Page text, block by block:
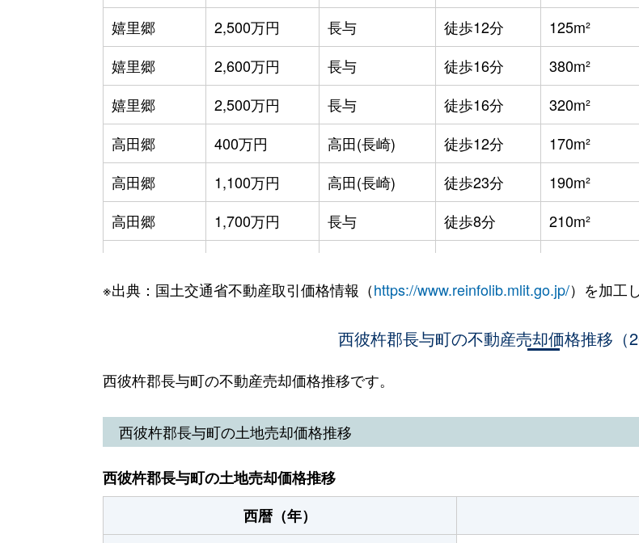
高田郷
2,900万円 道ノ尾 徒歩12分
高田郷
5,900万円 道ノ尾 徒歩12分
三根郷
1,300万円 長与 徒歩19分
吉無田郷
1,500万円 長与 徒歩8分
嬉里郷
2,500万円 長与 徒歩12分 125m²
嬉里郷
2,600万円 長与 徒歩16分 380m²
嬉里郷
2,500万円 長与 徒歩16分 320m²
高田郷
400万円 高田(長崎) 徒歩12分 170m²
高田郷
1,100万円 高田(長崎) 徒歩23分 190m²
高田郷
1,700万円 長与 徒歩8分 210m²
高田郷
2,200万円 道ノ尾 徒歩7分 135m²
長与 徒歩21分 230m²
まなび野
3,000万円 長与
丸田郷
4,300万円 長与 徒歩9分 180m²
三根郷
2,700万円 長与 徒歩21分 125m²
三根郷
3,000万円 長与 徒歩15分 125m²
※出典：国土交通省不動産取引価格情報（https://www.reinfolib.mlit.go.jp/）を加工
西彼杵郡長与町の不動産売却価格推移（
西彼杵郡長与町の不動産売却価格推移です。
西彼杵郡長与町の土地売却価格推移
西彼杵郡長与町の土地売却価格推移
西暦（年）